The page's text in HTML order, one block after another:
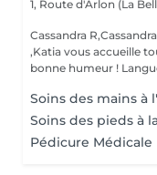
1, Route d'Arlon (La
Cassandra
,Katia vous accueille
bonne
Soins des mains à
Soins des pieds à
Pédicure Médicale